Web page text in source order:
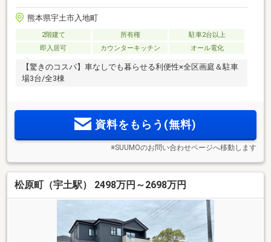
熊本県宇土市入地町
2階建て 所有権
駐車2台以上
即入居可
カウンターキッチン オール電化
【驚きのコスパ】車なしでも暮らせる利便性×全区画庭＆駐車
場3台/全3棟
資料をもらう(無料)
※SUUMOのお問い合わせページへ移動します
松原町（宇土駅） 2498万円～2698万円